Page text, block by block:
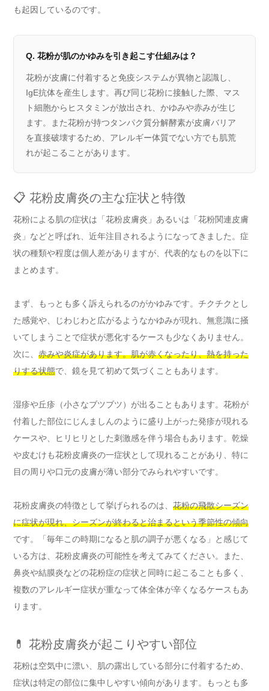
も起因しているのです。
Q. 花粉が肌のかゆみを引き起こす仕組みは？
花粉が皮膚に付着すると免疫システムが異物と認識し、
IgE抗体を産生します。再び同じ花粉に接触した際、マス
ト細胞からヒスタミンが放出され、かゆみや赤みが生じ
ます。また花粉が持つタンパク質分解酵素が皮膚バリア
を直接破壊するため、アレルギー体質でない方でも肌荒
れが起こることがあります。
📋 花粉皮膚炎の主な症状と特徴
花粉による肌の症状は「花粉皮膚炎」あるいは「花粉関連皮膚
炎」などと呼ばれ、近年注目されるようになってきました。症
状の種類や程度は個人差がありますが、代表的なものを以下に
まとめます。
まず、もっとも多く訴えられるのがかゆみです。チクチクとし
た感覚や、じわじわと広がるようなかゆみが現れ、無意識に掻
いてしまうことで症状が悪化するケースも少なくありません。
次に、 赤みや炎症があります。肌が赤くなったり、熱を持った
りする状態で、鏡を見て初めて気づくこともあります。
湿疹や丘疹（小さなブツブツ）が出ることもあります。花粉が
付着した部位にじんましんのように盛り上がった発疹が現れる
ケースや、ヒリヒリとした刺激感を伴う場合もあります。乾燥
や皮むけも花粉皮膚炎の一症状として現れることがあり、特に
目の周りや口元の皮膚が薄い部分でみられやすいです。
花粉皮膚炎の特徴として挙げられるのは、 花粉の飛散シーズン
に症状が現れ、シーズンが終わると治まるという季節性の傾向
です。「毎年この時期になると肌の調子が悪くなる」と感じて
いる方は、花粉皮膚炎の可能性を考えてみてください。また、
鼻炎や結膜炎などの花粉症の症状と同時に起こることも多く、
複数のアレルギー症状が重なって体全体が辛くなるケースもあ
ります。
💊 花粉皮膚炎が起こりやすい部位
花粉は空気中に漂い、肌の露出している部分に付着するため、
症状は特定の部位に集中しやすい傾向があります。もっとも多